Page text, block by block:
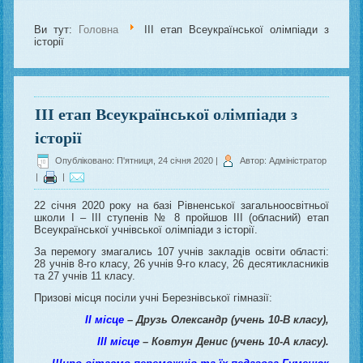
Ви тут: Головна
ІІІ етап Всеукраїнської олімпіади з
історії
ІІІ етап Всеукраїнської олімпіади з
історії
Опубліковано: П'ятниця, 24 січня 2020 |
Автор: Адміністратор
22 січня 2020 року на базі Рівненської загальноосвітньої
школи І – ІІІ ступенів № 8 пройшов ІІІ (обласний) етап
Всеукраїнської учнівської олімпіади з історії.
За перемогу змагались 107 учнів закладів освіти області:
28 учнів 8-го класу, 26 учнів 9-го класу, 26 десятикласників
та 27 учнів 11 класу.
Призові місця посіли учні Березнівської гімназії:
ІІ місце– Друзь Олександр (учень 10-В класу),
ІІІ місце –Ковтун Денис (учень 10-А класу).